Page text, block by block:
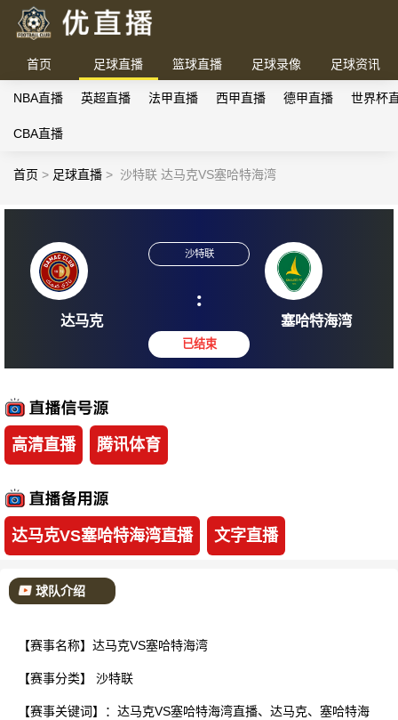
首页 足球直播 篮球直播 足球录像 足球资讯
NBA直播 英超直播 法甲直播 西甲直播 德甲直播 世界杯
CBA直播
首页 > 足球直播 > 沙特联 达马克VS塞哈特海湾
:
高清直播 腾讯体育
达马克VS塞哈特海湾直播 文字直播
球队介绍
【赛事名称】达马克VS塞哈特海湾
【赛事分类】 沙特联
【赛事关键词】：达马克VS塞哈特海湾直播、达马克、塞哈特海